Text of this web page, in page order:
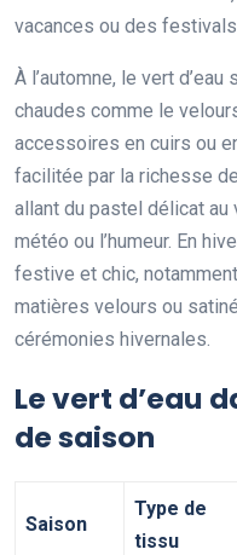
vacances ou des
À l’automne, le vert
chaudes comme le
accessoires en cuirs ou
facilitée par la richesse
allant du pastel délicat
météo ou l’humeur. En
festive et chic,
matières velours ou
cérémonies hivernales.
Le vert d’eau
de saison
Saison
Type de
tissu